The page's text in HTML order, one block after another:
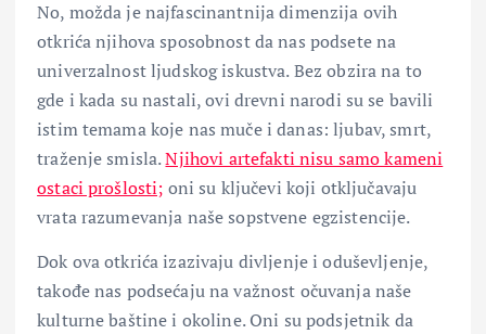
No, možda je najfascinantnija dimenzija ovih
otkrića njihova sposobnost da nas podsete na
univerzalnost ljudskog iskustva. Bez obzira na to
gde i kada su nastali, ovi drevni narodi su se bavili
istim temama koje nas muče i danas: ljubav, smrt,
traženje smisla.Njihovi artefakti nisu samo kameni
ostaci prošlosti; oni su ključevi koji otključavaju
vrata razumevanja naše sopstvene egzistencije.
Dok ova otkrića izazivaju divljenje i oduševljenje,
takođe nas podsećaju na važnost očuvanja naše
kulturne baštine i okoline. Oni su podsjetnik da